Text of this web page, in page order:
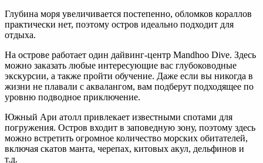
Глубина моря увеличивается постепенно, обломков кораллов
практически нет, поэтому остров идеально подходит для
отдыха.
На острове работает один дайвинг-центр Mandhoo Dive. Здесь
можно заказать любые интересующие вас глубоководные
экскурсии, а также пройти обучение. Даже если вы никогда в
жизни не плавали с аквалангом, вам подберут подходящее по
уровню подводное приключение.
Южный Ари атолл привлекает известными спотами для
погружения. Остров входит в заповедную зону, поэтому здесь
можно встретить огромное количество морских обитателей,
включая скатов манта, черепах, китовых акул, дельфинов и
т.д.